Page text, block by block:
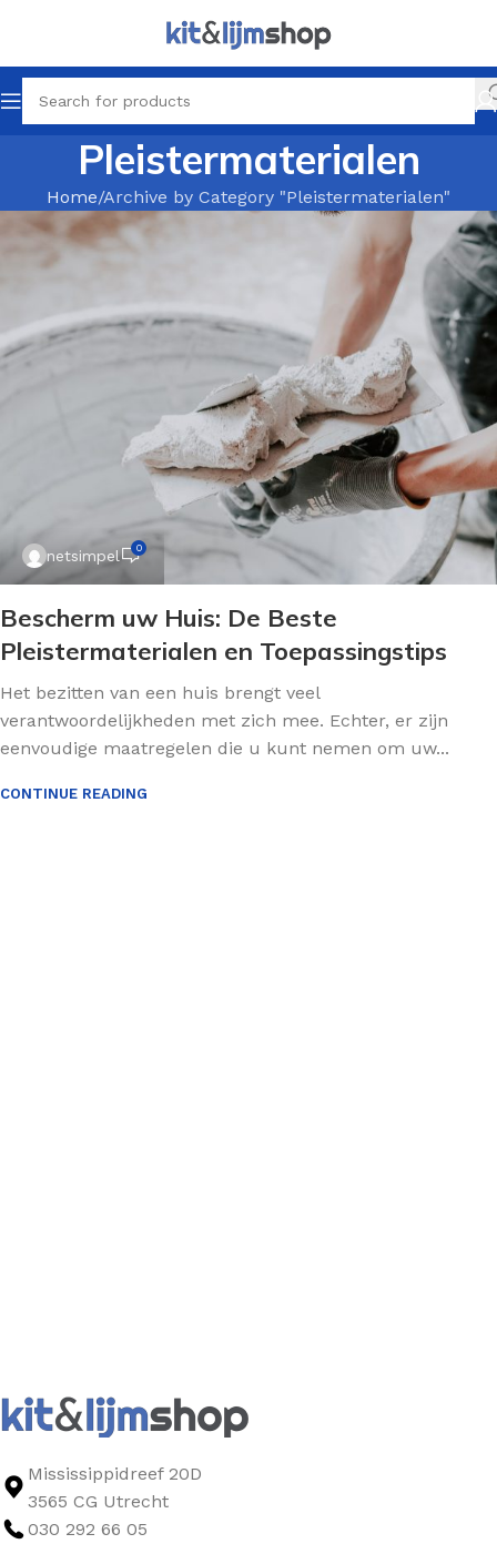
Pleistermaterialen
Home Archive by Category "Pleistermaterialen"
netsimpel 0
Bescherm uw Huis: De Beste
Pleistermaterialen en Toepassingstips
Het bezitten van een huis brengt veel
verantwoordelijkheden met zich mee. Echter, er zijn
eenvoudige maatregelen die u kunt nemen om uw...
CONTINUE READING
Mississippidreef 20D
3565 CG Utrecht
030 292 66 05